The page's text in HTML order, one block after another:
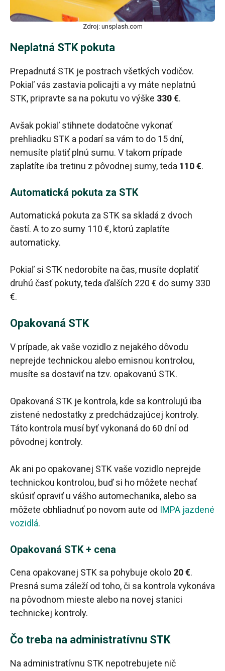
Zdroj: unsplash.com
Neplatná STK pokuta
Prepadnutá STK je postrach všetkých vodičov.
Pokiaľ vás zastavia policajti a vy máte neplatnú
STK, pripravte sa na pokutu vo výške 330 €.
Avšak pokiaľ stihnete dodatočne vykonať
prehliadku STK a podarí sa vám to do 15 dní,
nemusíte platiť plnú sumu. V takom prípade
zaplatíte iba tretinu z pôvodnej sumy, teda 110 €.
Automatická pokuta za STK
Automatická pokuta za STK sa skladá z dvoch
častí. A to zo sumy 110 €, ktorú zaplatíte
automaticky.
Pokiaľ si STK nedorobíte na čas, musíte doplatiť
druhú časť pokuty, teda ďalších 220 € do sumy 330
€.
Opakovaná STK
V prípade, ak vaše vozidlo z nejakého dôvodu
neprejde technickou alebo emisnou kontrolou,
musíte sa dostaviť na tzv. opakovanú STK.
Opakovaná STK je kontrola, kde sa kontrolujú iba
zistené nedostatky z predchádzajúcej kontroly.
Táto kontrola musí byť vykonaná do 60 dní od
pôvodnej kontroly.
Ak ani po opakovanej STK vaše vozidlo neprejde
technickou kontrolou, buď si ho môžete nechať
skúsiť opraviť u vášho automechanika, alebo sa
môžete obhliadnuť po novom aute od IMPA jazdené
vozidlá.
Opakovaná STK + cena
Cena opakovanej STK sa pohybuje okolo 20 €.
Presná suma záleží od toho, či sa kontrola vykonáva
na pôvodnom mieste alebo na novej stanici
technickej kontroly.
Čo treba na administratívnu STK
Na administratívnu STK nepotrebujete nič